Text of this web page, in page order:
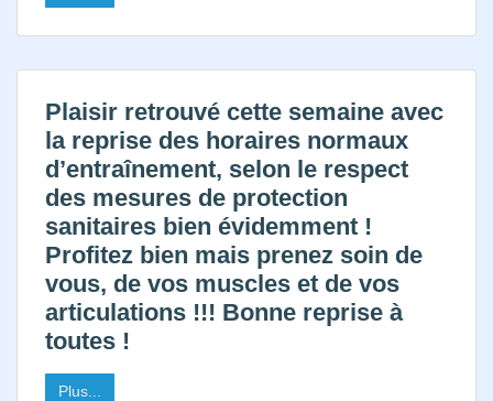
Plaisir retrouvé cette semaine avec
la reprise des horaires normaux
d’entraînement, selon le respect
des mesures de protection
sanitaires bien évidemment !
Profitez bien mais prenez soin de
vous, de vos muscles et de vos
articulations !!! Bonne reprise à
toutes !
Plus...